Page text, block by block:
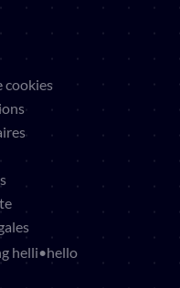
cookies
helli•hello